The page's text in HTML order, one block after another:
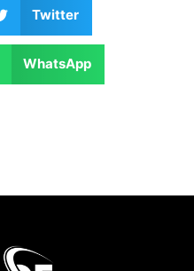
Twitter
WhatsApp